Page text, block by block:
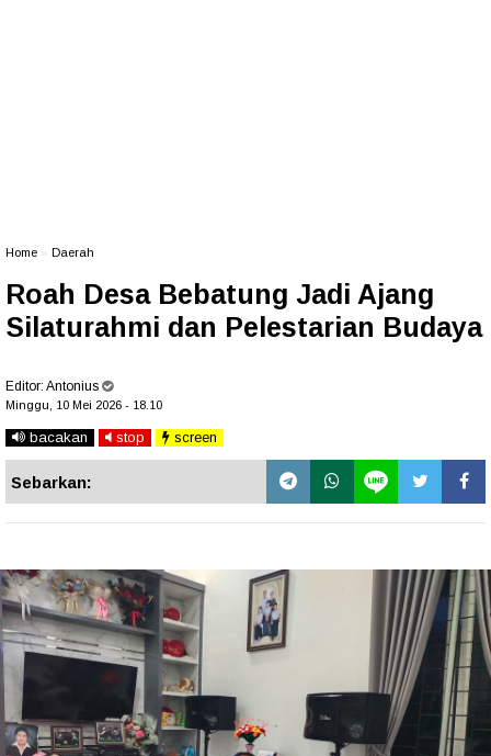
Home Daerah
Roah Desa Bebatung Jadi Ajang
Silaturahmi dan Pelestarian Budaya
Editor: Antonius
Minggu, 10 Mei 2026 - 18.10
bacakan stop screen
Sebarkan: